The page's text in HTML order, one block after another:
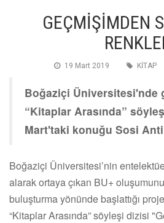
GEÇMİŞİMDEN
19 Mart 2019 KİTAP
Boğaziçi Üniversitesi'nde
“Kitaplar Arasında”
Mart'taki konuğu Sosi
Boğaziçi Üniversitesi’nin
alarak ortaya çıkan BU+
buluşturma yönünde başlattığı
“Kitaplar Arasında” söyleşi dizisi